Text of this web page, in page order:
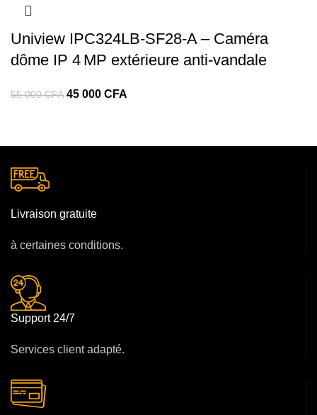
Uniview IPC324LB‑SF28‑A – Caméra
dôme IP 4 MP extérieure anti‑vandale
55 000CFA 45 000 CFA
Livraison gratuite
à certaines conditions.
Support 24/7
Services client adapté.